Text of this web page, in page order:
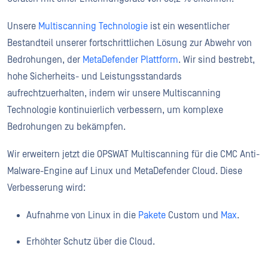
Unsere Multiscanning Technologie ist ein wesentlicher
Bestandteil unserer fortschrittlichen Lösung zur Abwehr von
Bedrohungen, der MetaDefender Plattform. Wir sind bestrebt,
hohe Sicherheits- und Leistungsstandards
aufrechtzuerhalten, indem wir unsere Multiscanning
Technologie kontinuierlich verbessern, um komplexe
Bedrohungen zu bekämpfen.
Wir erweitern jetzt die OPSWAT Multiscanning für die CMC Anti-
Malware-Engine auf Linux und MetaDefender Cloud. Diese
Verbesserung wird:
Aufnahme von Linux in die Pakete Custom und Max.
Erhöhter Schutz über die Cloud.